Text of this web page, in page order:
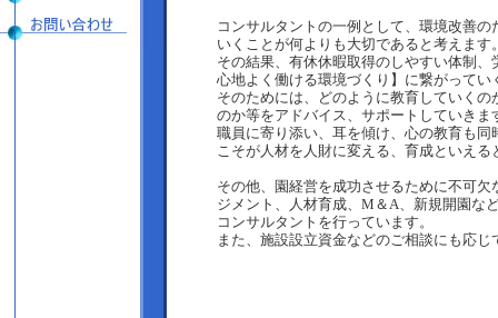
コンサルタントの一例として、環境改善
いくことが何よりも大切であると考えます
その結果、有休休暇取得のしやすい体制
心地よく働ける環境づくり】に繋がってい
そのためには、どのように教育していく
のか等をアドバイス、サポートしていきま
職員に寄り添い、耳を傾け、心の教育も同
こそが人材を人財に変える、育成といえる
その他、園経営を成功させるために不可
ジメント、人材育成、M＆A、新規開園な
コンサルタントを行っています。
また、施設設立資金などのご相談にも応じ